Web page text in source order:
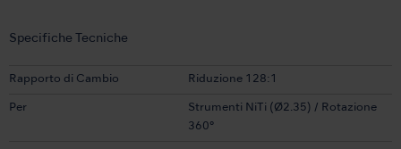
Specifiche Tecniche
Rapporto di Cambio Riduzione 128:1
Per
Strumenti NiTi (Ø2.35) / Rotazione
360°